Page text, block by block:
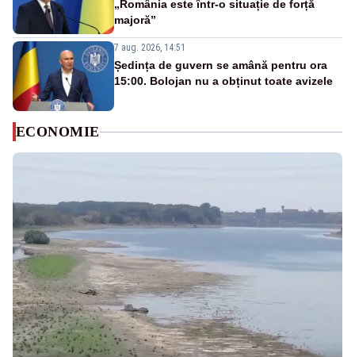
„România este într-o situație de forță
majoră”
7 aug. 2026, 14:51
Ședința de guvern se amână pentru ora
15:00. Bolojan nu a obținut toate avizele
ECONOMIE